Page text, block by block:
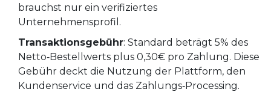
brauchst nur ein verifiziertes
Unternehmensprofil.
Transaktionsgebühr: Standard beträgt 5% des
Netto‑Bestellwerts plus 0,30€ pro Zahlung. Diese
Gebühr deckt die Nutzung der Plattform, den
Kundenservice und das Zahlungs‑Processing.